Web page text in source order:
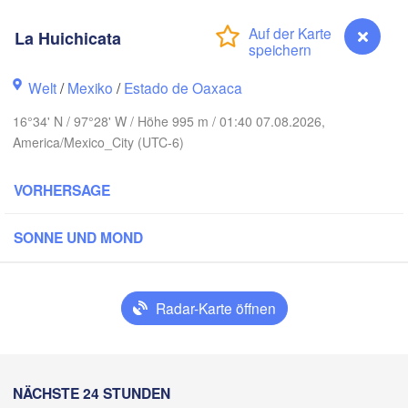
La Huichicata
Welt/Mexiko /Estado de Oaxaca
16°34' N / 97°28' W / Höhe 995 m / 01:40 07.08.2026,
America/Mexico_City (UTC-6)
VORHERSAGE
SONNE UND MOND
Radar-Karte öffnen
NÄCHSTE 24 STUNDEN
León
San Luis Potosí
Ciudad Victoria
Tampico
Tehuacán
La Huichicata
H